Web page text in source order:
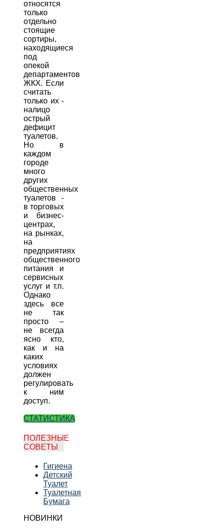
относятся
только
отдельно
стоящие
сортиры,
находящиеся
под
опекой
департаментов
ЖКХ. Если
считать
только их -
налицо
острый
дефицит
туалетов.
Но в
каждом
городе
много
других
общественных
туалетов -
в торговых
и бизнес-
центрах,
на рынках,
на
предприятиях
общественного
питания и
сервисных
услуг и т.п.
Однако
здесь все
не так
просто –
не всегда
ясно кто,
как и на
каких
условиях
должен
регулировать
к ним
доступ.
СТАТИСТИКА
ПОЛЕЗНЫЕ
СОВЕТЫ
Гигиена
Детский
Туалет
Туалетная
Бумага
НОВИНКИ